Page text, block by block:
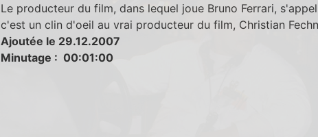
Le producteur du film, dans lequel joue Bruno Ferrari,
c'est un clin d'oeil au vrai producteur du film, Christian
Ajoutée le 29.12.2007
Minutage : 00:01:00